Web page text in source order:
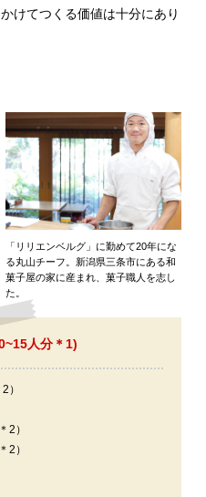
けてつくる価値は十分にあり
「リリエンベルグ」に勤めて20年にな
る丸山チーフ。新潟県三条市にある和
菓子屋の家に産まれ、菓子職人を志し
た。
人分＊1)
）
2）
2）